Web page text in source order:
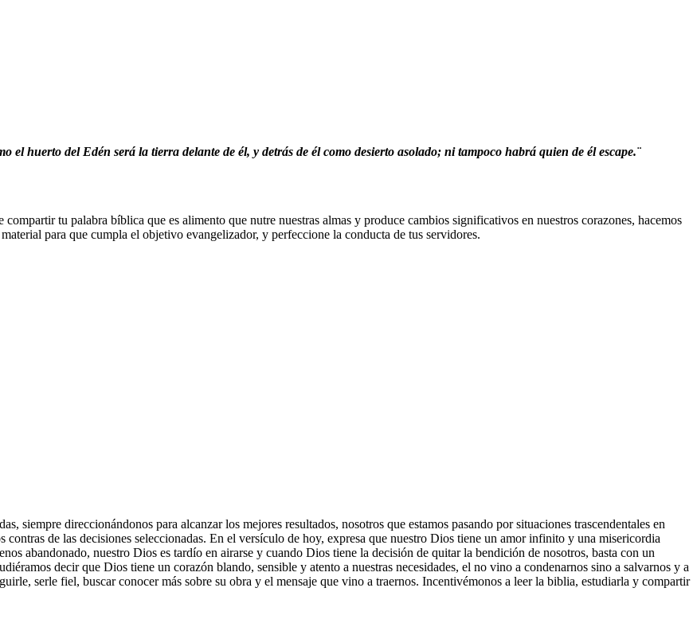
el huerto del Edén será la tierra delante de él, y detrás de él como desierto asolado; ni tampoco habrá quien de él escape.¨
tu palabra bíblica que es alimento que nutre nuestras almas y produce cambios significativos en nuestros corazones, hacemos
para que cumpla el objetivo evangelizador, y perfeccione la conducta de tus servidores.
siempre direccionándonos para alcanzar los mejores resultados, nosotros que estamos pasando por situaciones trascendentales en
de las decisiones seleccionadas. En el versículo de hoy, expresa que nuestro Dios tiene un amor infinito y una misericordia
abandonado, nuestro Dios es tardío en airarse y cuando Dios tiene la decisión de quitar la bendición de nosotros, basta con un
decir que Dios tiene un corazón blando, sensible y atento a nuestras necesidades, el no vino a condenarnos sino a salvarnos y a
serle fiel, buscar conocer más sobre su obra y el mensaje que vino a traernos. Incentivémonos a leer la biblia, estudiarla y compartir